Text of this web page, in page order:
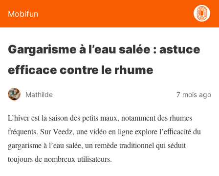
Mobifun
Gargarisme à l’eau salée : astuce
efficace contre le rhume
Mathilde 7 mois ago
L’hiver est la saison des petits maux, notamment des rhumes
fréquents. Sur Veedz, une vidéo en ligne explore l’efficacité du
gargarisme à l’eau salée, un remède traditionnel qui séduit
toujours de nombreux utilisateurs.